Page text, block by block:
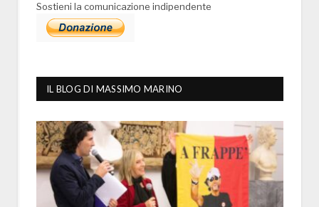
Sostieni la comunicazione indipendente
IL BLOG DI MASSIMO MARINO